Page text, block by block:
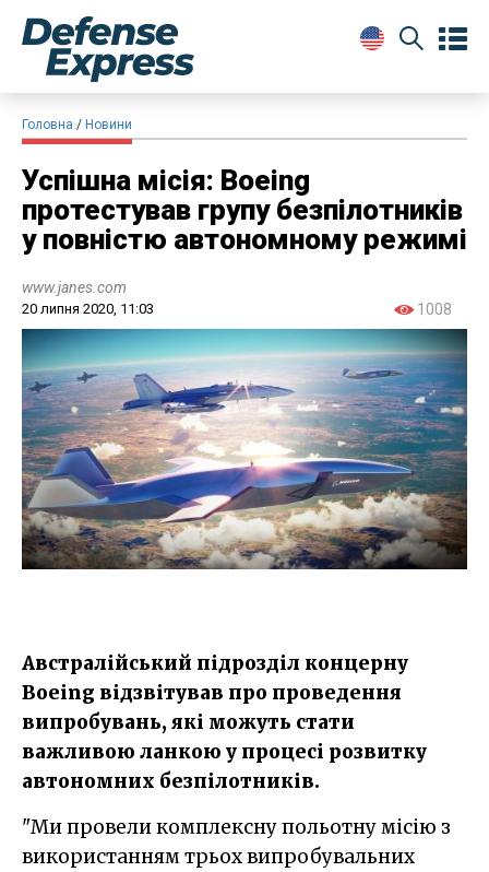
Головна Новини
Успішна місія: Boeing
протестував групу безпілотників
у повністю автономному режимі
www.janes.com
20 липня 2020, 11:03 1008
Австралійський підрозділ концерну
Boeing відзвітував про проведення
випробувань, які можуть стати
важливою ланкою у процесі розвитку
автономних безпілотників.
"Ми провели комплексну польотну місію з
використанням трьох випробувальних